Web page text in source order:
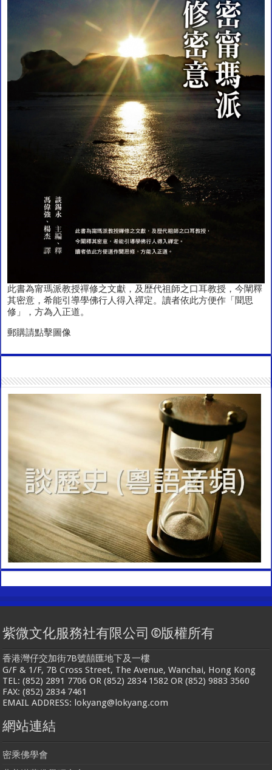
此書為甯瑪派教授禪修之文獻，及歴代祖師之口耳教授，今闡釋
其密意，希能引導學佛行人得入禪定。讀者依此方便作「聞思
修」，方為入正道。
郵購請點擊圖像
紫微文化服務社有限公司 ©版權所有
香港灣仔交加街7B號囍匯地下及一樓
G/F & 1/F, 7B Cross Street, The Avenue, Wanchai, Hong Kong
TEL: (852) 2891 7706 OR (852) 2834 1582 OR (852) 9883 3560
FAX: (852) 2834 7461
EMAIL ADDRESS: lokyang@lokyang.com
網站連結
密乘佛學會